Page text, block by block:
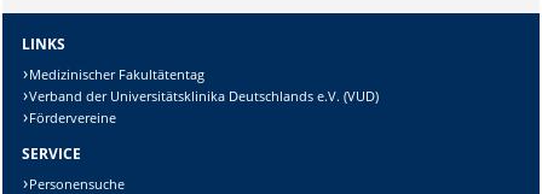
LINKS
Medizinischer Fakultätentag
Verband der Universitätsklinika Deutschlands e.V. (VUD)
Fördervereine
SERVICE
Personensuche